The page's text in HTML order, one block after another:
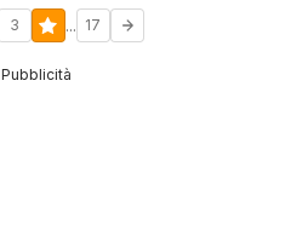
3 ... 17
Pubblicità